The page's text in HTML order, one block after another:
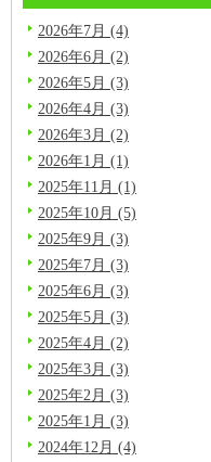
2026年7月 (4)
2026年6月 (2)
2026年5月 (3)
2026年4月 (3)
2026年3月 (2)
2026年1月 (1)
2025年11月 (1)
2025年10月 (5)
2025年9月 (3)
2025年7月 (3)
2025年6月 (3)
2025年5月 (3)
2025年4月 (2)
2025年3月 (3)
2025年2月 (3)
2025年1月 (3)
2024年12月 (4)